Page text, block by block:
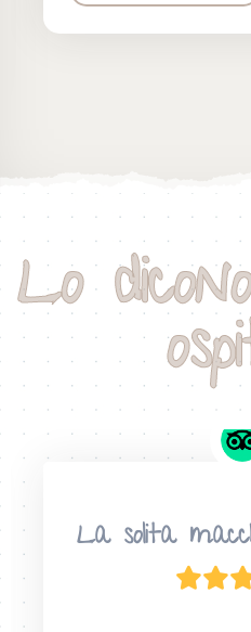
Lo
La solita